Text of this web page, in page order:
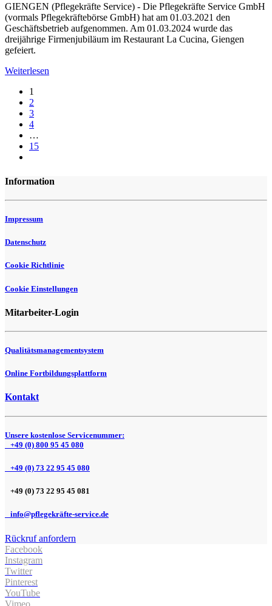
GIENGEN (Pflegekräfte Service) - Die Pflegekräfte Service GmbH
(vormals Pflegekräftebörse GmbH) hat am 01.03.2021 den
Geschäftsbetrieb aufgenommen. Am 01.03.2024 wurde das
dreijährige Firmenjubiläum im Restaurant La Cucina, Giengen
gefeiert.
Weiterlesen
1
2
3
4
…
15
Information
Impressum
Datenschutz
Cookie Richtlinie
Cookie Einstellungen
Mitarbeiter-Login
Qualitätsmanagementsystem
Online Fortbildungsplattform
Kontakt
Unsere kostenlose Servicenummer:
+49 (0) 800 95 45 080
+49 (0) 73 22 95 45 080
+49 (0) 73 22 95 45 081
info@pflegekräfte-service.de
Rückruf anfordern
Facebook
Instagram
Twitter
Pinterest
YouTube
Vimeo